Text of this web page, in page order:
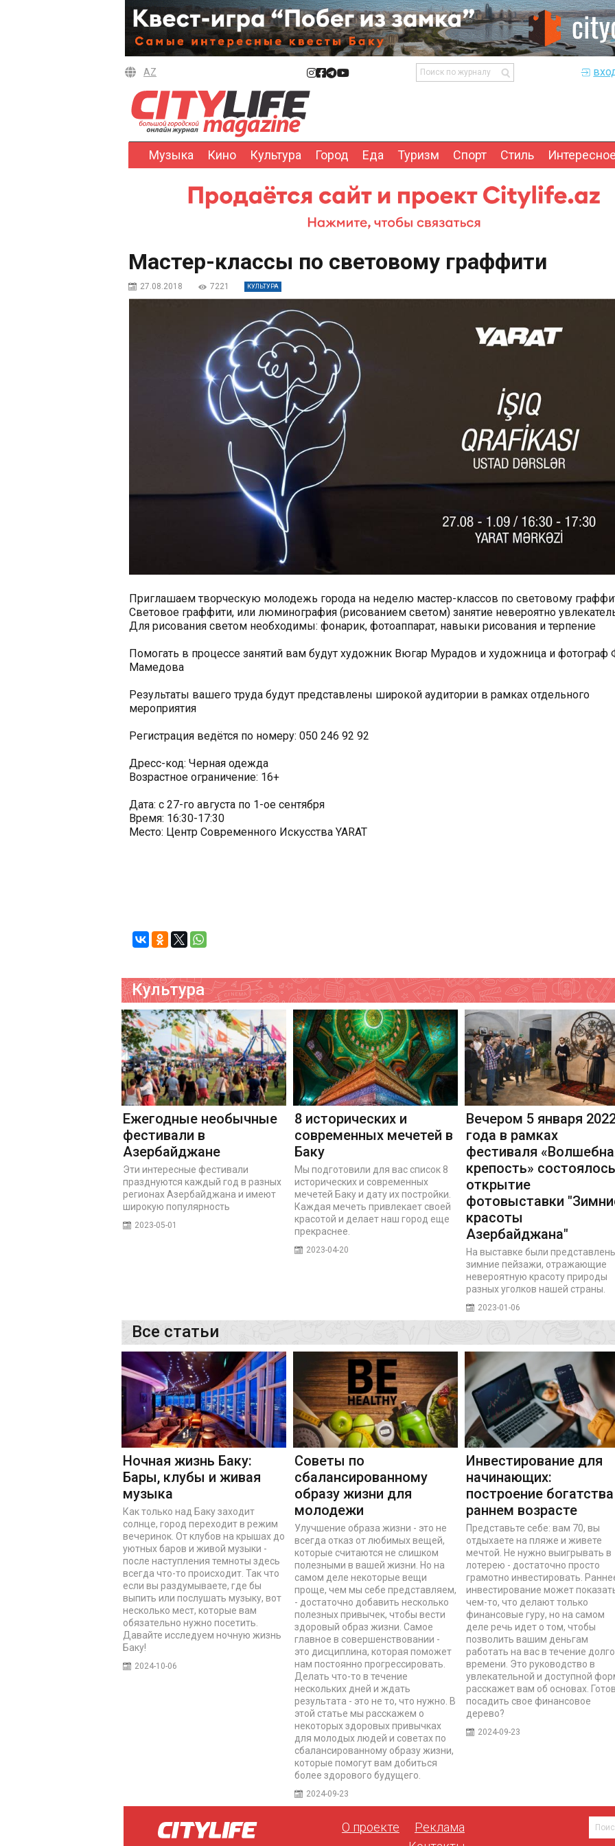
AZ
Музыка Кино Культура Город Еда Туризм Спорт Стиль Интересное
Мастер-классы по световому граффити
27.08.2018 7221 КУЛЬТУРА
Приглашаем творческую молодежь города на неделю мастер-классов по световому
Световое граффити, или люминография (рисованием светом) занятие невероятно
Для рисования светом необходимы: фонарик, фотоаппарат, навыки рисования и терпение
Помогать в процессе занятий вам будут художник Вюгар Мурадов и художница и фотограф
Мамедова
Результаты вашего труда будут представлены широкой аудитории в рамках отдельного
мероприятия
Регистрация ведётся по номеру: 050 246 92 92
Дресс-код: Черная одежда
Возрастное ограничение: 16+
Дата: с 27-го августа по 1-ое сентября
Время: 16:30-17:30
Место: Центр Современного Искусства YARAT
Культура
Ежегодные необычные
фестивали в
Азербайджане
Эти интересные фестивали
празднуются каждый год в разных
регионах Азербайджана и имеют
широкую популярность
2023-05-01
8 исторических и
современных мечетей в
Баку
Мы подготовили для вас список 8
исторических и современных
мечетей Баку и дату их постройки.
Каждая мечеть привлекает своей
красотой и делает наш город еще
прекраснее.
2023-04-20
Вечером 5 января
года в рамках
фестиваля
крепость» состоялось
открытие
фотовыставки
красоты
Азербайджана"
На выставке были
зимние пейзажи, отражающие
невероятную красоту природы
разных уголков нашей страны.
2023-01-06
Все статьи
Ночная жизнь Баку:
Бары, клубы и живая
музыка
Как только над Баку заходит
солнце, город переходит в режим
вечеринок. От клубов на крышах до
уютных баров и живой музыки -
после наступления темноты здесь
всегда что-то происходит. Так что
если вы раздумываете, где бы
выпить или послушать музыку, вот
несколько мест, которые вам
обязательно нужно посетить.
Давайте исследуем ночную жизнь
Баку!
2024-10-06
Советы по
сбалансированному
образу жизни для
молодежи
Улучшение образа жизни - это не
всегда отказ от любимых вещей,
которые считаются не слишком
полезными в вашей жизни. Но на
самом деле некоторые вещи
проще, чем мы себе представляем,
- достаточно добавить несколько
полезных привычек, чтобы вести
здоровый образ жизни. Самое
главное в совершенствовании -
это дисциплина, которая поможет
нам постоянно прогрессировать.
Делать что-то в течение
нескольких дней и ждать
результата - это не то, что нужно. В
этой статье мы расскажем о
некоторых здоровых привычках
для молодых людей и советах по
сбалансированному образу жизни,
которые помогут вам добиться
более здорового будущего.
2024-09-23
Инвестирование для
начинающих:
построение
раннем возрасте
Представьте себе: вам 70, вы
отдыхаете на пляже и живете
мечтой. Не нужно выигрывать в
лотерею - достаточно просто
грамотно инвестировать.
инвестирование может
чем-то, что делают только
финансовые гуру, но на самом
деле речь идет о том, чтобы
позволить вашим деньгам
работать на вас в течение
времени. Это руководство в
увлекательной и доступной
расскажет вам об основах.
посадить свое финансовое
дерево?
2024-09-23
О проекте
Реклама